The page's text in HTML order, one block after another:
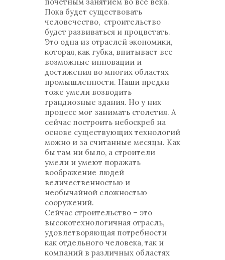
Пока будет существовать
человечество, строительство
будет развиваться и процветать.
Это одна из отраслей экономики,
которая, как губка, впитывает все
возможные инновации и
достижения во многих областях
промышленности. Наши предки
тоже умели возводить
грандиозные здания. Но у них
процесс мог занимать столетия. А
сейчас построить небоскреб на
основе существующих технологий
можно и за считанные месяцы. Как
бы там ни было, а строители
умели и умеют поражать
воображение людей
величественностью и
необычайной сложностью
сооружений.
Сейчас строительство – это
высокотехнологичная отрасль,
удовлетворяющая потребности
как отдельного человека, так и
компаний в различных областях